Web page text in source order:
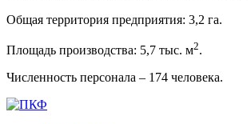
Общая территория предприятия: 3,2 га.
Площадь производства: 5,7 тыс. м2.
Численность персонала – 174 человека.